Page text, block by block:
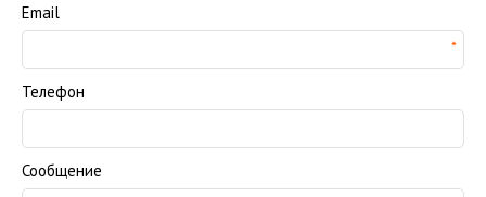
Email
Телефон
Сообщение